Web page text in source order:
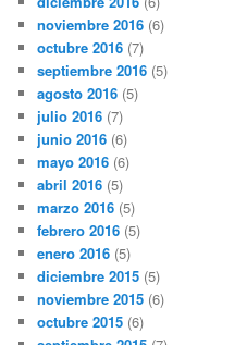
noviembre 2016 (6)
octubre 2016 (7)
septiembre 2016 (5)
agosto 2016 (5)
julio 2016 (7)
junio 2016 (6)
mayo 2016 (6)
abril 2016 (5)
marzo 2016 (5)
febrero 2016 (5)
enero 2016 (5)
diciembre 2015 (5)
noviembre 2015 (6)
octubre 2015 (6)